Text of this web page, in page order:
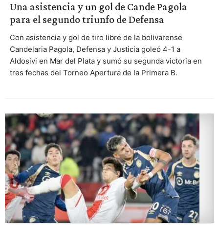
Una asistencia y un gol de Cande Pagola
para el segundo triunfo de Defensa
Con asistencia y gol de tiro libre de la bolivarense
Candelaria Pagola, Defensa y Justicia goleó 4-1 a
Aldosivi en Mar del Plata y sumó su segunda victoria en
tres fechas del Torneo Apertura de la Primera B.